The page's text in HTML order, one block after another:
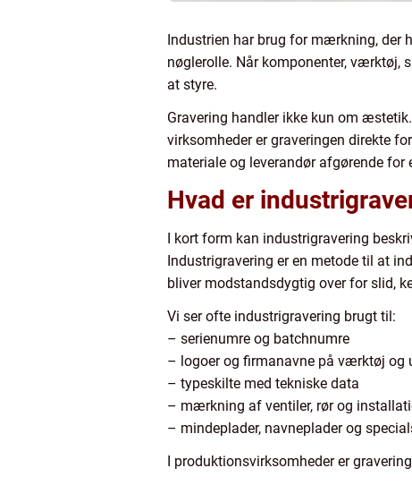
Industrien har brug for mærkning, der
nøglerolle. Når komponenter, værktøj,
at styre.
Gravering handler ikke kun om
virksomheder er graveringen direkte
materiale og leverandør afgørende for
Hvad er
I kort form kan industrigravering
Industrigravering er en metode til at
bliver modstandsdygtig over for slid,
Vi ser ofte industrigravering brugt til:
– serienumre og batchnumre
– logoer og firmanavne på værktøj og
– typeskilte med tekniske data
– mærkning af ventiler, rør og
– mindeplader, navneplader og
I produktionsvirksomheder er